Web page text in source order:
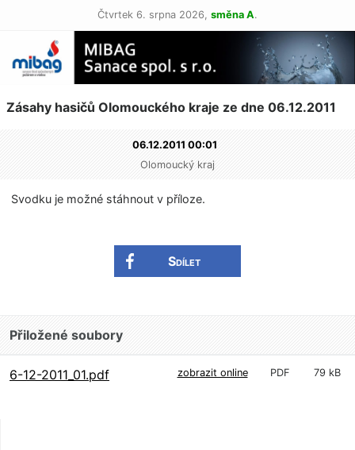
Čtvrtek 6. srpna 2026, směna A.
Zásahy hasičů Olomouckého kraje ze dne 06.12.2011
06.12.2011 00:01
Olomoucký kraj
Svodku je možné stáhnout v příloze.
Sdílet
Přiložené soubory
6-12-2011_01.pdf zobrazit online PDF 79 kB